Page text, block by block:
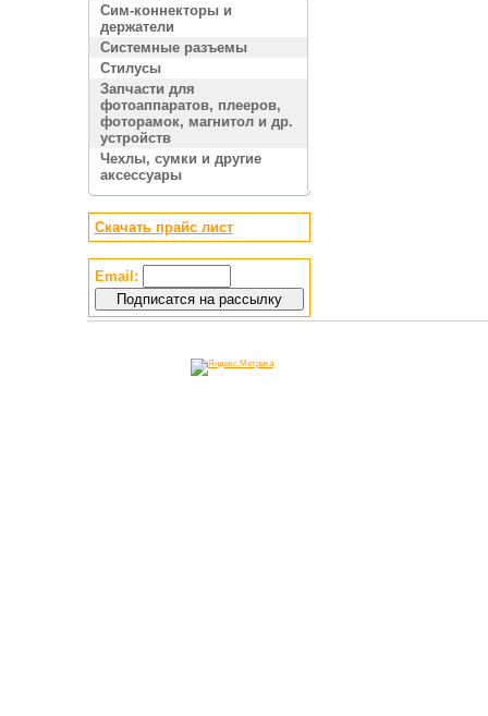
Сим-коннекторы и
держатели
Системные разъемы
Стилусы
Запчасти для
фотоаппаратов, плееров,
фоторамок, магнитол и др.
устройств
Чехлы, сумки и другие
аксессуары
Скачать прайс лист
Email: